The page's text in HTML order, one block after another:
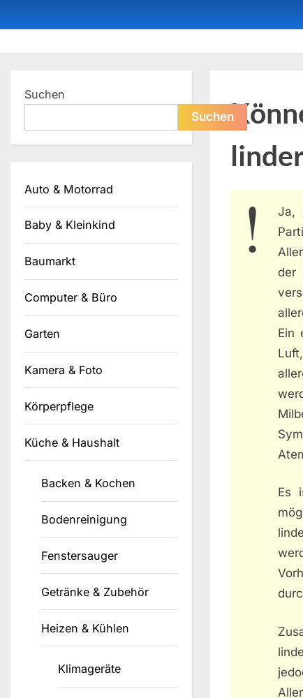
to
Ja,
der
Ein
Es
Suchen
Suchen
Auto & Motorrad
Baby & Kleinkind
Baumarkt
Computer & Büro
Garten
Kamera & Foto
Körperpflege
Küche & Haushalt
Backen & Kochen
Bodenreinigung
Fenstersauger
Getränke & Zubehör
Heizen & Kühlen
Klimageräte